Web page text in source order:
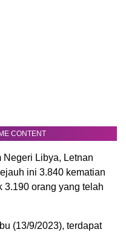
CONTENT
Libya, Letnan
ini 3.840 kematian
3.190 orang yang telah
(13/9/2023), terdapat